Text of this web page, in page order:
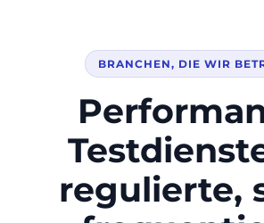
BRANCHEN, DIE WIR
regulierte,